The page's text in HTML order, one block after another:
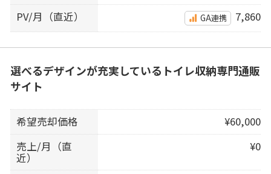
PV/月（直近） GA連携 7,860
選べるデザインが充実しているトイレ収納専門通販
サイト
希望売却価格
¥60,000
売上/月（直
近）
¥0